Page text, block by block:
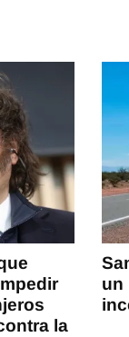
la
un